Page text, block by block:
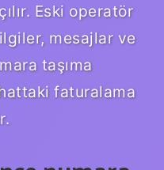
Eski operatör
mesajlar ve
taşıma
faturalama